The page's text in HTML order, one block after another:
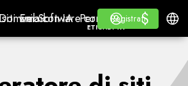
web con IA
web con IA
DominiEmail
EmailSoftware contabile
Software contabile
Per
Per Rivenditori
ETICHETTA BIANCA
Imparare
Imparare
Registrati
Registrati
Accedi $
$